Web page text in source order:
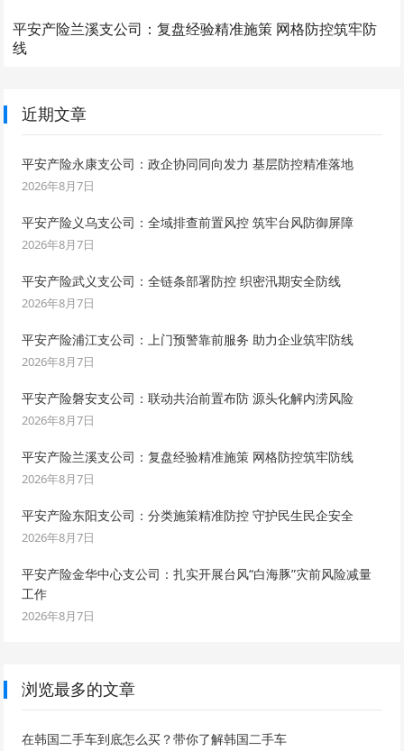
平安产险兰溪支公司：复盘经验精准施策 网格防控筑牢防
线
近期文章
平安产险永康支公司：政企协同同向发力 基层防控精准落地
2026年8月7日
平安产险义乌支公司：全域排查前置风控 筑牢台风防御屏障
2026年8月7日
平安产险武义支公司：全链条部署防控 织密汛期安全防线
2026年8月7日
平安产险浦江支公司：上门预警靠前服务 助力企业筑牢防线
2026年8月7日
平安产险磐安支公司：联动共治前置布防 源头化解内涝风险
2026年8月7日
平安产险兰溪支公司：复盘经验精准施策 网格防控筑牢防线
2026年8月7日
平安产险东阳支公司：分类施策精准防控 守护民生民企安全
2026年8月7日
平安产险金华中心支公司：扎实开展台风“白海豚”灾前风险减量
工作
2026年8月7日
浏览最多的文章
在韩国二手车到底怎么买？带你了解韩国二手车